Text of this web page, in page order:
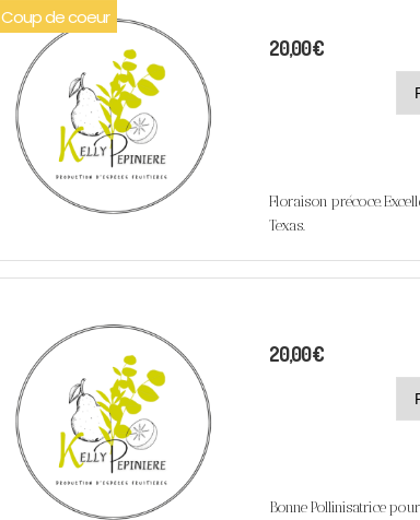
Coup de coeur
Floraison précoce.
Texas.
20,00€
Bonne Pollinisatrice
20,00€